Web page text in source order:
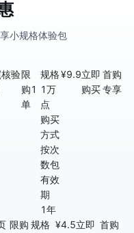
小规格体验包
验限
购1
单
规格
1万
点
购买
方式
按次
数包
有效
期
1年
¥9.9立即
购买
首购
专享
限购 规格 ¥4.5立即 首购